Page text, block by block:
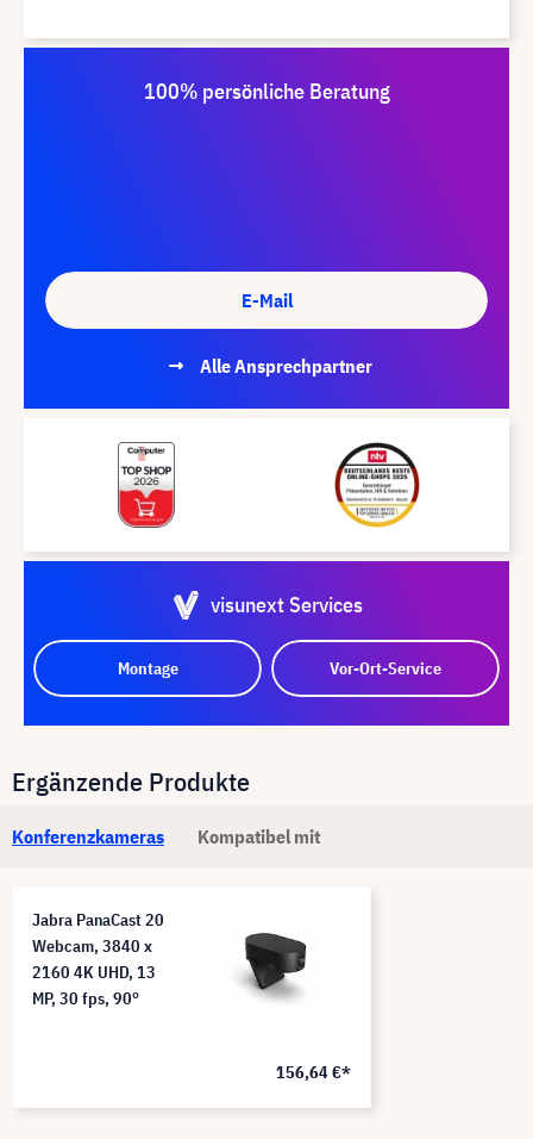
100% persönliche Beratung
E-Mail
Alle Ansprechpartner
visunext Services
Montage Vor-Ort-Service
Ergänzende Produkte
Konferenzkameras Kompatibel mit
Jabra PanaCast 20
Webcam, 3840 x
2160 4K UHD, 13
MP, 30 fps, 90°
156,64 €*